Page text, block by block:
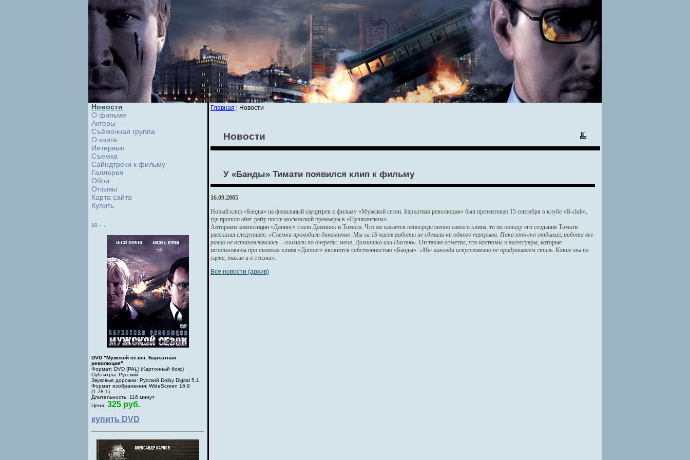
Новости
О фильме
Актеры
Съёмочная группа
О книге
Интервью
Cъемка
Сайндтреки к фильму
Галлерея
Обои
Отзывы
Карта сайта
Купить
10 -
DVD "Мужской сезон. Бархатная
революция"
Формат: DVD (PAL) (Картонный бокс)
Субтитры: Русский
Звуковые дорожки: Русский Dolby Digital 5.1
Формат изображения: WideScreen 16:9
(1.78:1).
Длительность: 116 минут
Цена: 325 руб.
купить DVD
Главная | Новости
Новости
У «Банды» Тимати появился клип к фильму
16.09.2005
Новый клип «Банды» на финальный саундтрек к фильму «Мужской сезон. Бархатная революция» был презентован 15 сентября в клубе «B-club»,
где прошло after-party после московской премьеры в «Пушкинском».
Авторами композиции «Допинг» стали Доминик и Тимати. Что же касается непосредственно самого клипа, то по поводу его создания Тимати
рассказал следующее: «Съемки проходили динамично. Мы за 16 часов работы не сделали ни одного перерыва. Пока кто-то отдыхал, работа все
равно не останавливалась – снимали по очереди: меня, Доминика или Настю». Он также отметил, что костюмы и аксессуары, которые
использованы при съемках клипа «Допинг» являются собственностью «Банды»: «Мы никогда искусственно не придумываем стиль. Какие мы на
сцене, такие и в жизни».
Все новости (архив)